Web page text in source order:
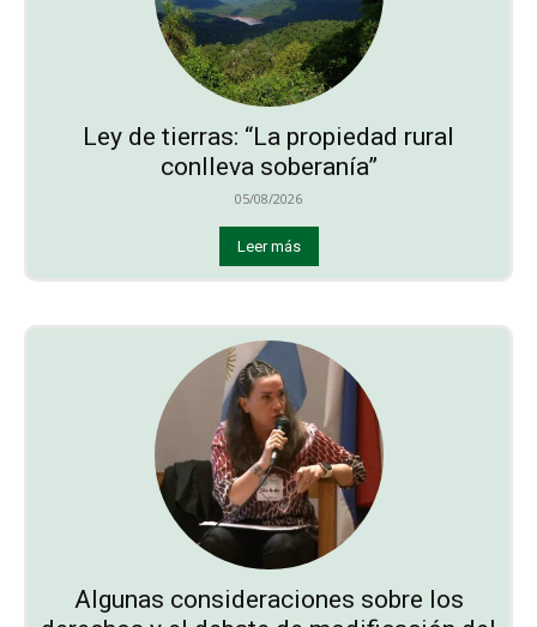
Ley de tierras: “La propiedad rural
conlleva soberanía”
05/08/2026
Leer más
Algunas consideraciones sobre los